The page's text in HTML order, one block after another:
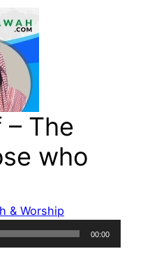
– The
who
& Worship
00:00